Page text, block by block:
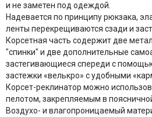
и не заметен под одеждой.
Надевается по принципу рюкзака,
ленты перекрещиваются сзади и
Корсетная часть содержит две
"спинки" и две дополнительные
застегивающиеся спереди с
застежки «велькро» с удобными
Корсет-реклинатор можно
пелотом, закрепляемым в
Воздухо- и влагопроницаемый